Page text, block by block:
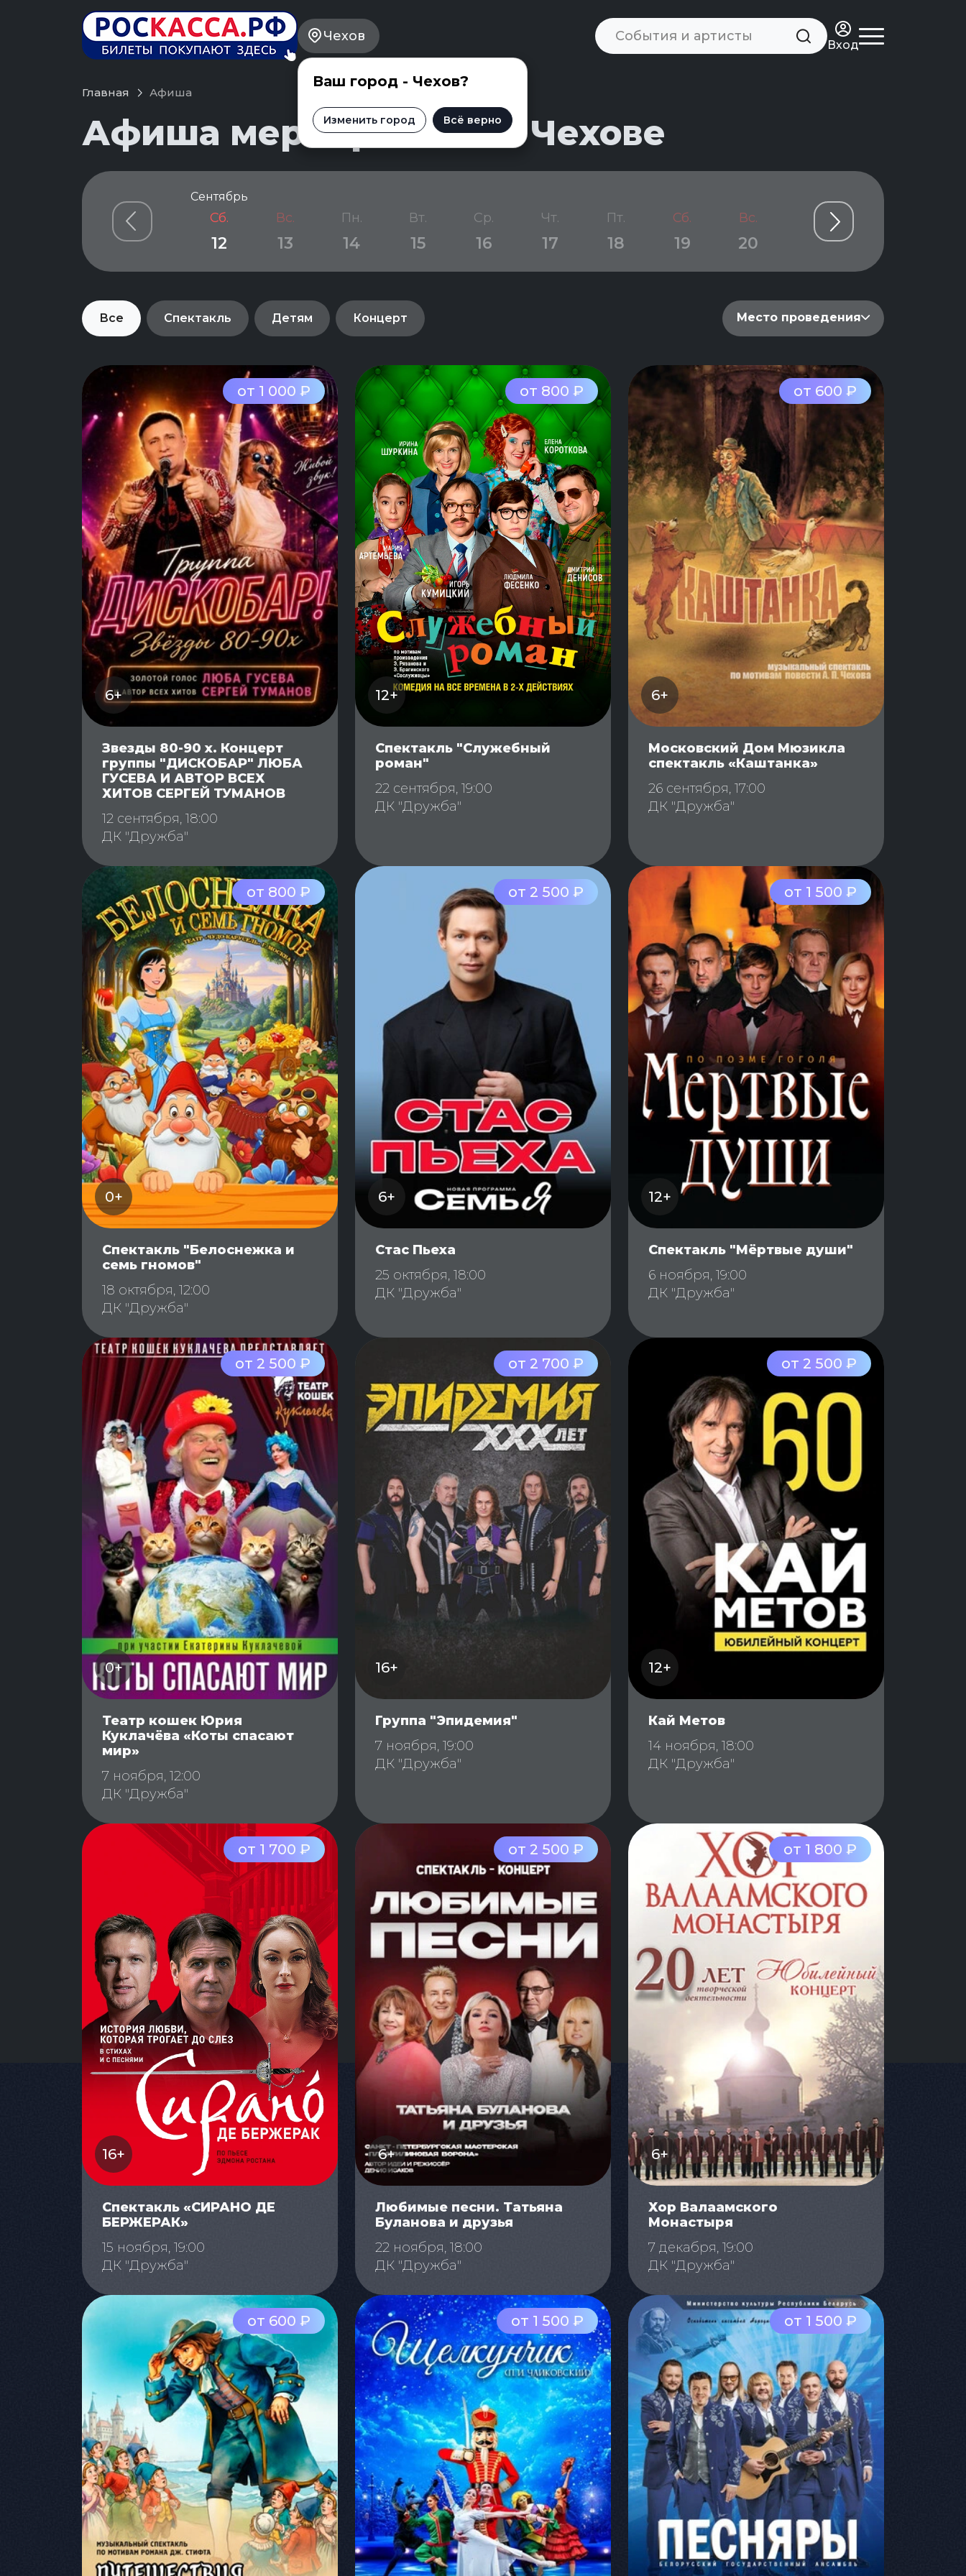
Чехов
Ваш город - Чехов?
Изменить город Всё верно
Вход
Главная Афиша
Афиша мероприятий в Чехове
Сентябрь
Сб.
12
Вс.
13
Пн.
14
Вт.
15
Ср.
16
Чт.
17
Пт.
18
Сб.
19
Вс.
20
Пн.
21 22
Все Спектакль Детям Концерт Место проведения
от 1 000 ₽
6+
Звезды 80-90 х. Концерт
группы "ДИСКОБАР" ЛЮБА
ГУСЕВА И АВТОР ВСЕХ
ХИТОВ СЕРГЕЙ ТУМАНОВ
12 сентября, 18:00
ДК "Дружба"
от 800 ₽
12+
Спектакль "Служебный
роман"
22 сентября, 19:00
ДК "Дружба"
от 600 ₽
6+
Московский Дом Мюзикла
спектакль «Каштанка»
26 сентября, 17:00
ДК "Дружба"
от 800 ₽
0+
Спектакль "Белоснежка и
семь гномов"
18 октября, 12:00
ДК "Дружба"
от 2 500 ₽
6+
Стас Пьеха
25 октября, 18:00
ДК "Дружба"
от 1 500 ₽
12+
Спектакль "Мёртвые души"
6 ноября, 19:00
ДК "Дружба"
от 2 500 ₽
0+
Театр кошек Юрия
Куклачёва «Коты спасают
мир»
7 ноября, 12:00
ДК "Дружба"
от 2 700 ₽
16+
Группа "Эпидемия"
7 ноября, 19:00
ДК "Дружба"
от 2 500 ₽
12+
Кай Метов
14 ноября, 18:00
ДК "Дружба"
от 1 700 ₽
16+
Спектакль «СИРАНО ДЕ
БЕРЖЕРАК»
15 ноября, 19:00
ДК "Дружба"
от 2 500 ₽
6+
Любимые песни. Татьяна
Буланова и друзья
22 ноября, 18:00
ДК "Дружба"
от 1 800 ₽
6+
Хор Валаамского
Монастыря
7 декабря, 19:00
ДК "Дружба"
от 600 ₽ от 1 500 ₽ от 1 500 ₽